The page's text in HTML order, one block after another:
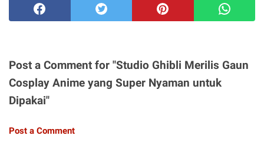
Post a Comment for "Studio Ghibli Merilis Gaun
Cosplay Anime yang Super Nyaman untuk
Dipakai"
Post a Comment